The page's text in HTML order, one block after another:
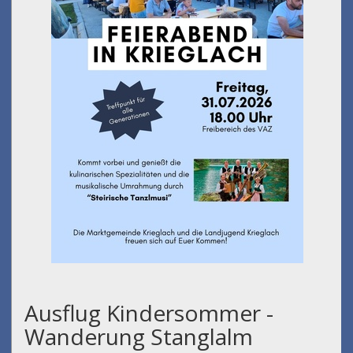
Ausflug Kindersommer -
Wanderung Stanglalm